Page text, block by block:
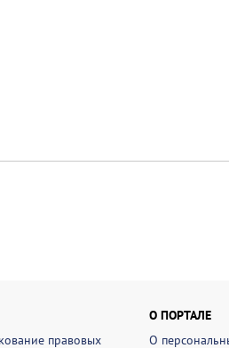
правовых
О ПОРТАЛЕ
О